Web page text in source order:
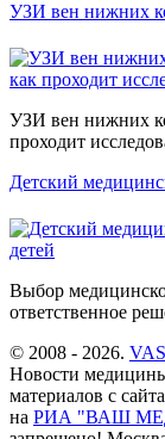
УЗИ вен нижних
УЗИ вен нижних
проходит
Детский
Выбор
ответственное
© 2008 - 2026.
Новости
материалов с
на РИА "ВАШ